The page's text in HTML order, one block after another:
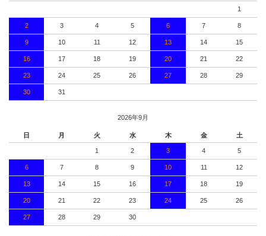
1
2 3 4 5 6 7 8
9 10 11 12 13 14 15
16 17 18 19 20 21 22
23 24 25 26 27 28 29
30 31
2026年9月
日 月 火 水 木 金 土
1 2 3 4 5
6 7 8 9 10 11 12
13 14 15 16 17 18 19
20 21 22 23 24 25 26
27 28 29 30